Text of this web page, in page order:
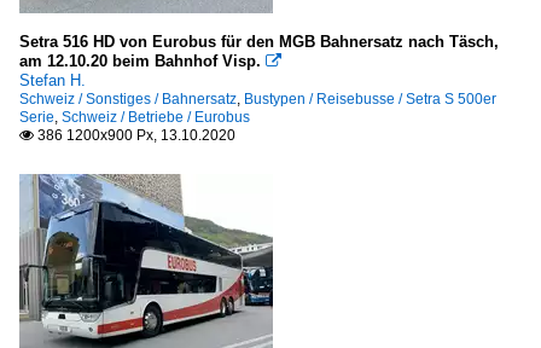
Setra 516 HD von Eurobus für den MGB Bahnersatz nach Täsch,
am 12.10.20 beim Bahnhof Visp. 
Stefan H.
Schweiz / Sonstiges / Bahnersatz, Bustypen / Reisebusse / Setra S 500er
Serie, Schweiz / Betriebe / Eurobus
 386 1200x900 Px, 13.10.2020